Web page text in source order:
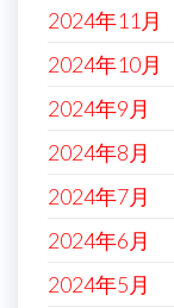
2024年11月
2024年10月
2024年9月
2024年8月
2024年7月
2024年6月
2024年5月